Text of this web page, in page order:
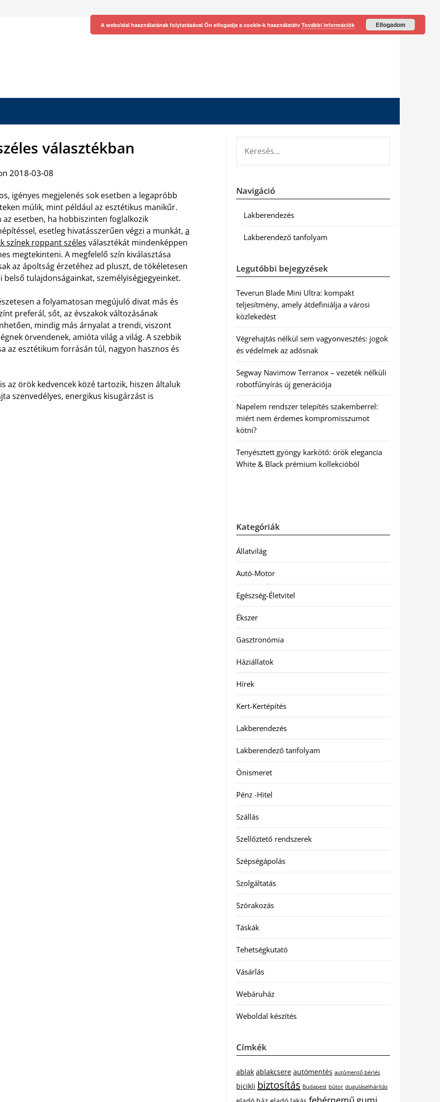
választékban
2018-03-08
igényes megjelenés sok esetben a legapróbb
múlik, mint például az esztétikus manikűr.
az esetben, ha hobbiszinten foglalkozik
esetleg hivatásszerűen végzi a munkát, a
színek roppant széles választékát mindenképpen
megtekinteni. A megfelelő szín kiválasztása
az ápoltság érzetéhez ad pluszt, de tökéletesen
belső tulajdonságainkat, személyiségjegyeinket.
a folyamatosan megújuló divat más és
preferál, sőt, az évszakok változásának
mindig más árnyalat a trendi, viszont
örvendenek, amióta világ a világ. A szebbik
az esztétikum forrásán túl, nagyon hasznos és
az örök kedvencek közé tartozik, hiszen általuk
szenvedélyes, energikus kisugárzást is
Navigáció
Lakberendezés
Lakberendező tanfolyam
Legutóbbi bejegyzések
Teverun Blade Mini Ultra: kompakt
teljesítmény, amely átdefiniálja a városi
közlekedést
Végrehajtás nélkül sem vagyonvesztés: jogok
és védelmek az adósnak
Segway Navimow Terranox – vezeték nélküli
robotfűnyírás új generációja
Napelem rendszer telepítés szakemberrel:
miért nem érdemes kompromisszumot
kötni?
Tenyésztett gyöngy karkötő: örök elegancia
White & Black prémium kollekcióból
Kategóriák
Állatvilág
Autó-Motor
Egészség-Életvitel
Ékszer
Gasztronómia
Háziállatok
Hírek
Kert-Kertépítés
Lakberendezés
Lakberendező tanfolyam
Önismeret
Pénz -Hitel
Szállás
Szellőztető rendszerek
Szépségápolás
Szolgáltatás
Szórakozás
Táskák
Tehetségkutató
Vásárlás
Webáruház
Weboldal készítés
Címkék
ablak ablakcsere autómentés autómentő bérlés
bicikli biztosítás Budapest bútor duguláselhárítás
A weboldal használatának folytatásával Ön elfogadja a cookie-k használatátv További információk Elfogadom